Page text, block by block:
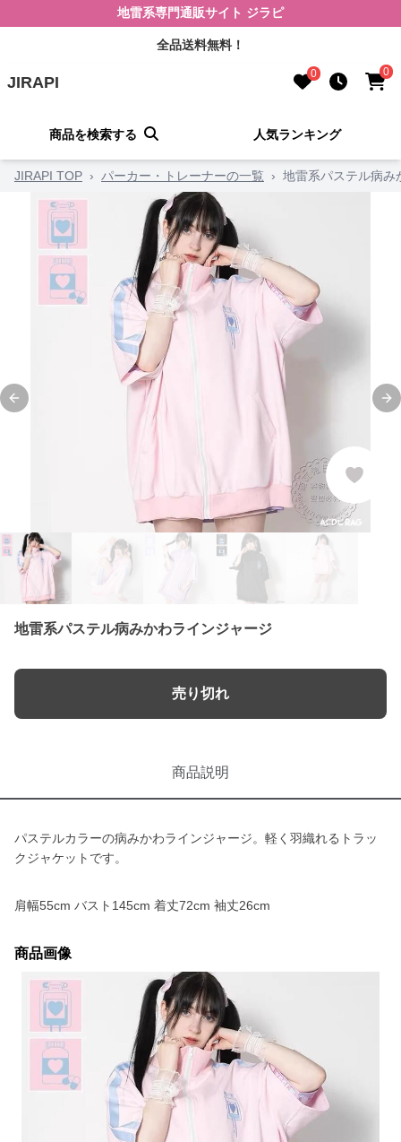
地雷系専門通販サイト ジラピ
全品送料無料！
JIRAPI 0 0
商品を検索する 人気ランキング
JIRAPI TOP › パーカー・トレーナーの一覧 › 地雷系パステル病み
Previous slide
地雷系パステル病みかわラインジャージ
売り切れ
商品説明
パステルカラーの病みかわラインジャージ。軽く羽織れるトラッ
クジャケットです。
肩幅55cm バスト145cm 着丈72cm 袖丈26cm
商品画像